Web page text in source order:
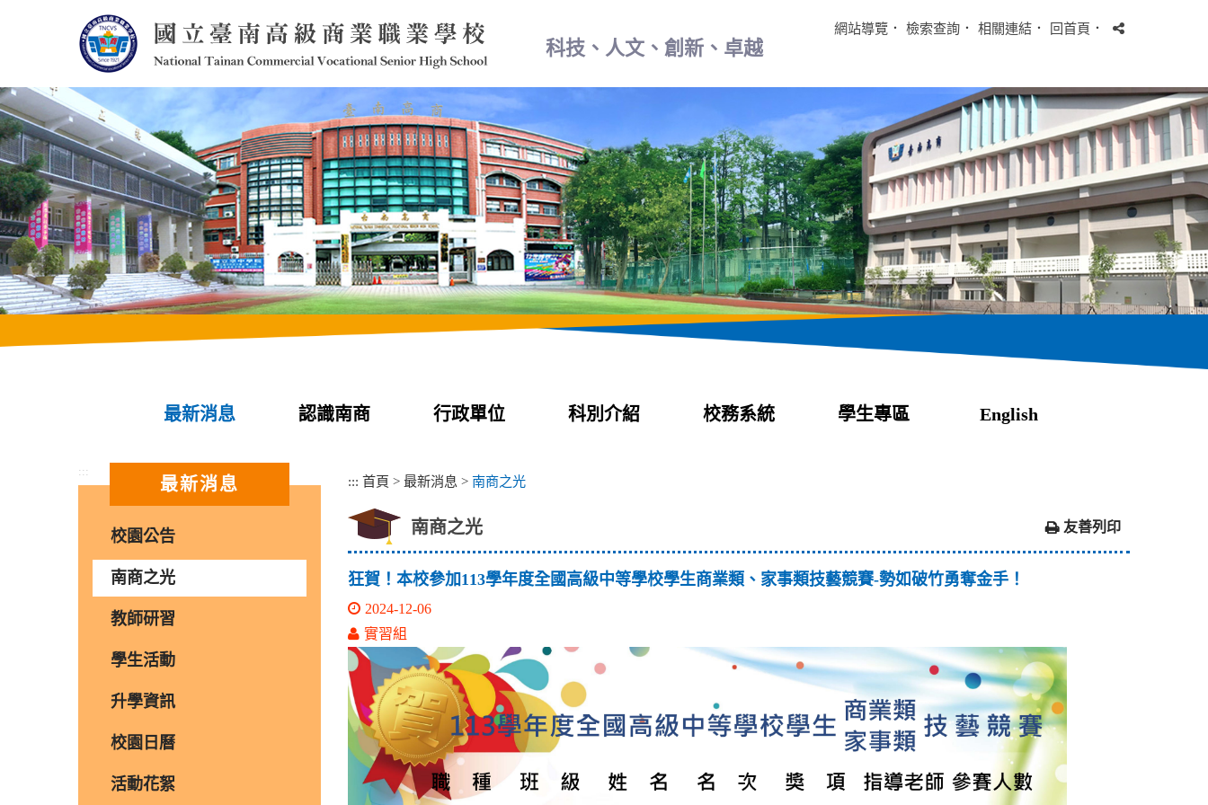
內
容
區
塊
科技、人文、創新、卓越
網站導覽 ． 檢索查詢 ． 相關連結 ． 回首頁 ．
最新消息 認識南商 行政單位 科別介紹 校務系統 學生專區 English
:::
最新消息
校園公告
南商之光
教師研習
學生活動
升學資訊
校園日曆
活動花絮
::: 首頁 > 最新消息 > 南商之光
南商之光 友善列印
狂賀！本校參加113學年度全國高級中等學校學生商業類、家事類技藝競賽-勢如破竹勇奪金手！
2024-12-06
實習組